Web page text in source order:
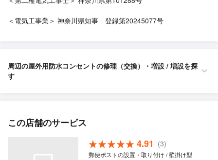
＜電気工事業＞ 神奈川県知事 登録第20245077号
周辺の屋外用防水コンセントの修理（交換）・増設 / 増設を探
す
この店舗のサービス
4.91 (3)
郵便ポストの設置・取り付け / 壁掛け型